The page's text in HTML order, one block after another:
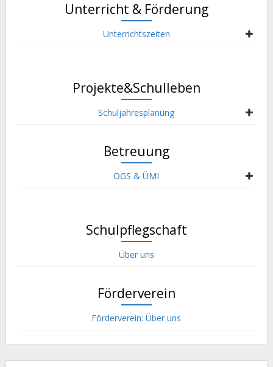
Unterricht & Förderung
Unterrichtszeiten
Projekte&Schulleben
Schuljahresplanung
Betreuung
OGS & ÜMI
Schulpflegschaft
Über uns
Förderverein
Förderverein: Über uns